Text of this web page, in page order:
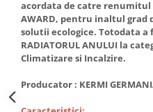
acordata de catre renumitul
AWARD, pentru inaltul
solutii ecologice. Totodata
RADIATORUL ANULUI la
Climatizare si Incalzire.
Producator : KERMI